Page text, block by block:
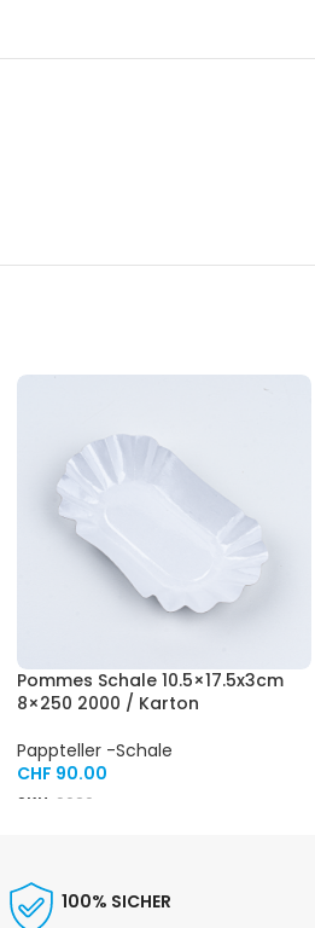
Pommes Schale 10.5×17.5x3cm
8×250 2000 / Karton
Pappteller -Schale
CHF 90.00
SKU: 9020
100% SICHER